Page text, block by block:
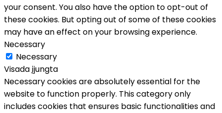
your consent. You also have the option to opt-out of
these cookies. But opting out of some of these cookies
may have an effect on your browsing experience.
Necessary
Necessary
Visada įjungta
Necessary cookies are absolutely essential for the
website to function properly. This category only
includes cookies that ensures basic functionalities and